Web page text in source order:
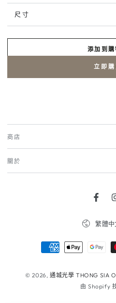
尺寸
添加到購
立即購
商店
關於
© 2026, 通城光學 THONG SIA
由 Shopify
言
繁體中